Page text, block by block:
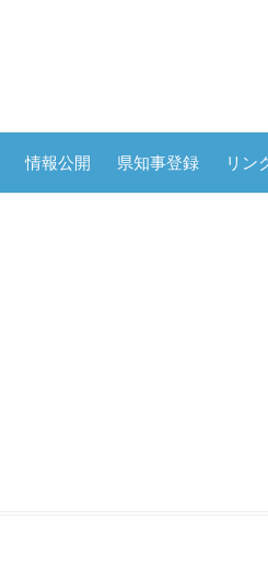
情報公開 県知事登録 リン